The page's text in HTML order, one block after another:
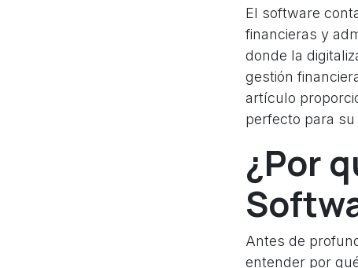
El software
financieras y
donde la
gestión
artículo
perfecto para
¿Por
Antes de
entender por